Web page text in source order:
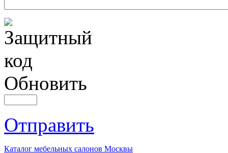
Обновить
Отправить
Каталог мебельных салонов Москвы